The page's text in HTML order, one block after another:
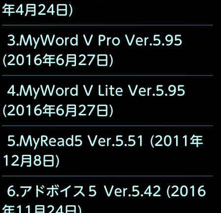
年4月24日)
3.MyWord V Pro Ver.5.95
(2016年6月27日)
4.MyWord V Lite Ver.5.95
(2016年6月27日)
5.MyRead5 Ver.5.51 (2011年
12月8日)
6.アドボイス５ Ver.5.42 (2016